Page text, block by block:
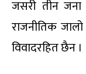
जसरी तीन जना
राजनीतिक
विवादरहित छैन ।